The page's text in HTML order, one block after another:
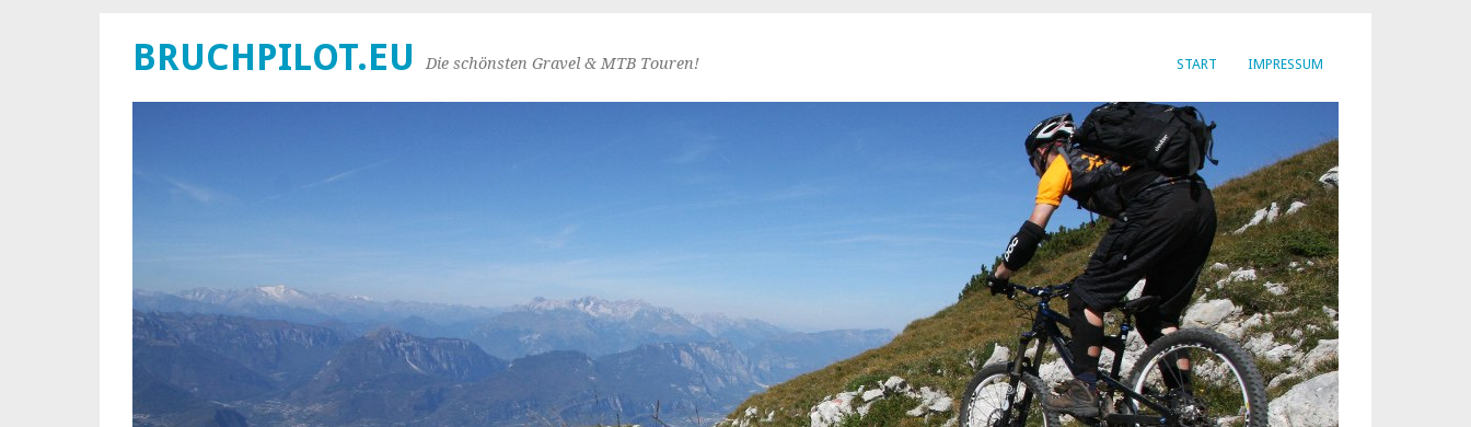
START IMPRESSUM
BRUCHPILOT.EU Die schönsten Gravel & MTB Touren!